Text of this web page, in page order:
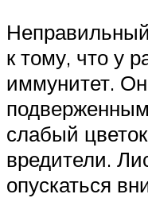
к тому, что у
иммунитет.
слабый
вредители.
опускаться